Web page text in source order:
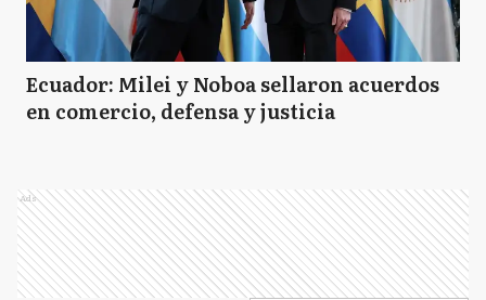
Ecuador: Milei y Noboa sellaron acuerdos
en comercio, defensa y justicia
Ads